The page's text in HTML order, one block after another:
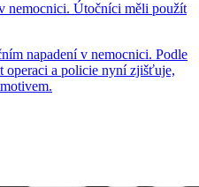
nemocnici. Útočníci měli použít
napadení v nemocnici. Podle
operaci a policie nyní zjišťuje,